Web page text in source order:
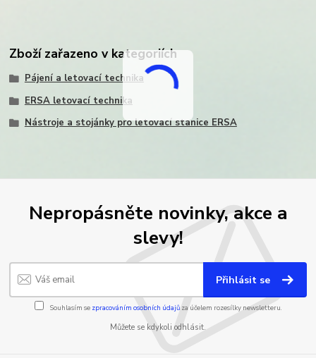
Zboží zařazeno v kategoriích
Pájení a letovací technika
ERSA letovací technika
Nástroje a stojánky pro letovací stanice ERSA
Nepropásněte novinky, akce a
slevy!
Přihlásit se
Souhlasím se zpracováním osobních údajůza účelem rozesílky newsletteru.
Můžete se kdykoli odhlásit.